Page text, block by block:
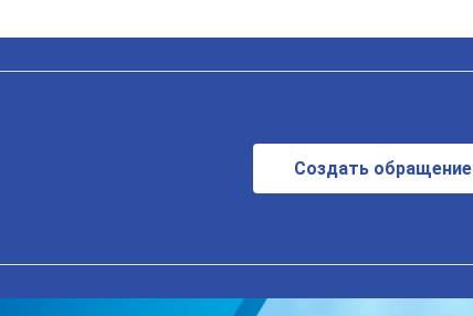
Создать обращение